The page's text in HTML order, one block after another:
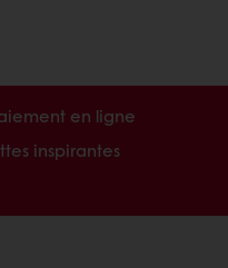
en ligne
inspirantes